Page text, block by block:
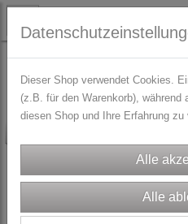
STOFFE Blusen-/Kleiderstoffe
Dieser Shop verwendet Cookies.
(z.B. für den Warenkorb), während
diesen Shop und Ihre Erfahrung zu